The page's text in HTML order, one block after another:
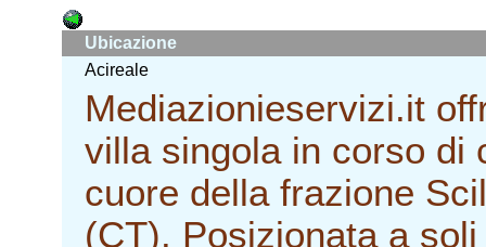
Ubicazione
Acireale
Mediazionieservizi.it
villa singola in corso di
cuore della frazione
(CT). Posizionata a